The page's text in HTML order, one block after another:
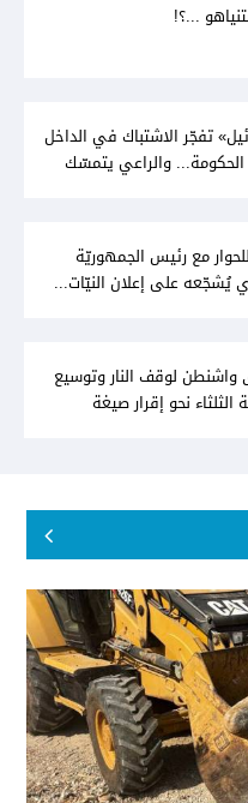
...؟!
تفجّر الاشتباك في الداخل
والراعي يتمسّك
مع رئيس الجمهوريّة
يُشجّعه على إعلان النيّات...
لوقف النار وتوسيع
نحو إقرار صيغة